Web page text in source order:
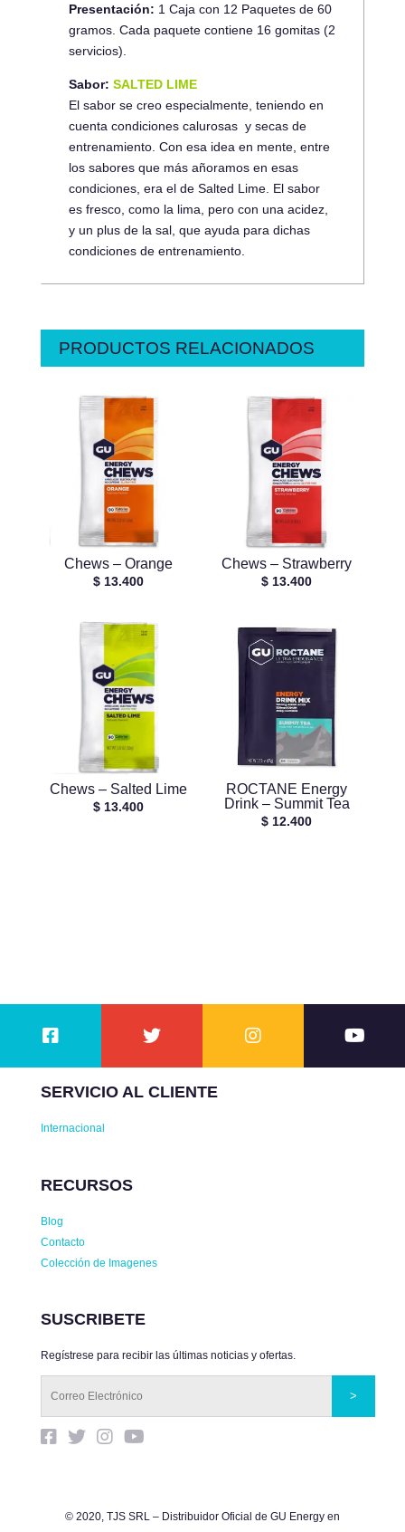
Presentación: 1 Caja con 12 Paquetes de 60
gramos. Cada paquete contiene 16 gomitas (2
servicios).
Sabor: SALTED LIME
El sabor se creo especialmente, teniendo en
cuenta condiciones calurosas y secas de
entrenamiento. Con esa idea en mente, entre
los sabores que más añoramos en esas
condiciones, era el de Salted Lime. El sabor
es fresco, como la lima, pero con una acidez,
y un plus de la sal, que ayuda para dichas
condiciones de entrenamiento.
PRODUCTOS RELACIONADOS
Chews – Orange
$13.400
Chews – Strawberry
$ 13.400
Chews – Salted Lime
$13.400
ROCTANE Energy
Drink – Summit Tea
$ 12.400
SERVICIO AL CLIENTE
Internacional
RECURSOS
Blog
Contacto
Colección de Imagenes
SUSCRIBETE
Regístrese para recibir las últimas noticias y ofertas.
© 2020, TJS SRL – Distribuidor Oficial de GU Energy en